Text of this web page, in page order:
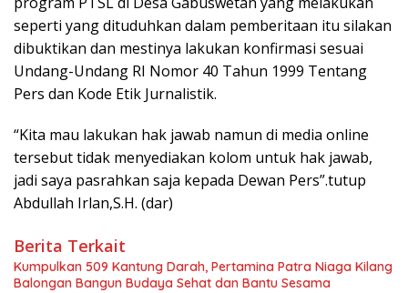
seperti yang dituduhkan dalam pemberitaan itu silakan
dibuktikan dan mestinya lakukan konfirmasi sesuai
Undang-Undang RI Nomor 40 Tahun 1999 Tentang
Pers dan Kode Etik Jurnalistik.
“Kita mau lakukan hak jawab namun di media online
tersebut tidak menyediakan kolom untuk hak jawab,
jadi saya pasrahkan saja kepada Dewan Pers”.tutup
Abdullah Irlan,S.H. (dar)
Berita Terkait
Kumpulkan 509 Kantung Darah, Pertamina Patra Niaga Kilang
Balongan Bangun Budaya Sehat dan Bantu Sesama